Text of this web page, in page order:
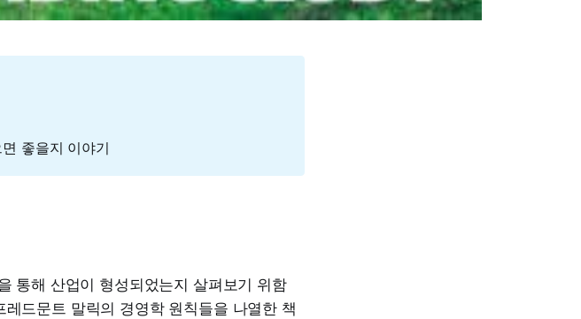
좋을지 이야기
통해 산업이 형성되었는지 살펴보기 위함
드문트 말릭의 경영학 원칙들을 나열한 책